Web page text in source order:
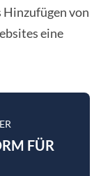
von
eine
FÜR